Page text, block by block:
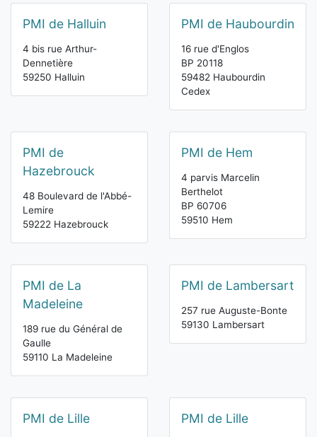
PMI de Halluin
4 bis rue Arthur-
Dennetière
59250 Halluin
PMI de Haubourdin
16 rue d'Englos
BP 20118
59482 Haubourdin
Cedex
PMI de
Hazebrouck
48 Boulevard de l'Abbé-
Lemire
59222 Hazebrouck
PMI de Hem
4 parvis Marcelin
Berthelot
BP 60706
59510 Hem
PMI de La
Madeleine
189 rue du Général de
Gaulle
59110 La Madeleine
PMI de Lambersart
257 rue Auguste-Bonte
59130 Lambersart
PMI de Lille PMI de Lille